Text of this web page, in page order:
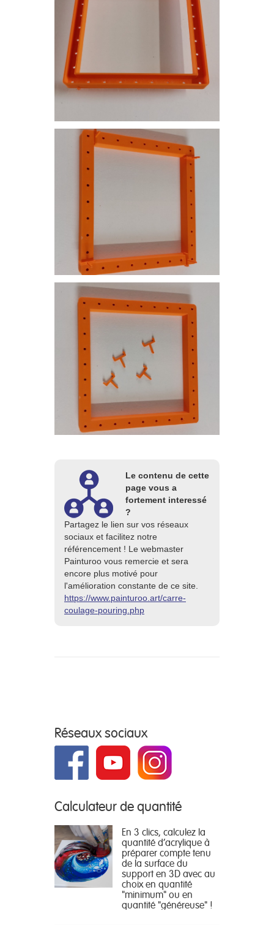
Le contenu de cette
page vous a
fortement interessé
?
Partagez le lien sur vos réseaux
sociaux et facilitez notre
référencement ! Le webmaster
Painturoo vous remercie et sera
encore plus motivé pour
l'amélioration constante de ce site.
https://www.painturoo.art/carre-
coulage-pouring.php
Réseaux sociaux
Calculateur de quantité
En 3 clics, calculez la
quantité d'acrylique à
préparer compte tenu
de la surface du
support en 3D avec au
choix en quantité
"minimum" ou en
quantité "généreuse" !